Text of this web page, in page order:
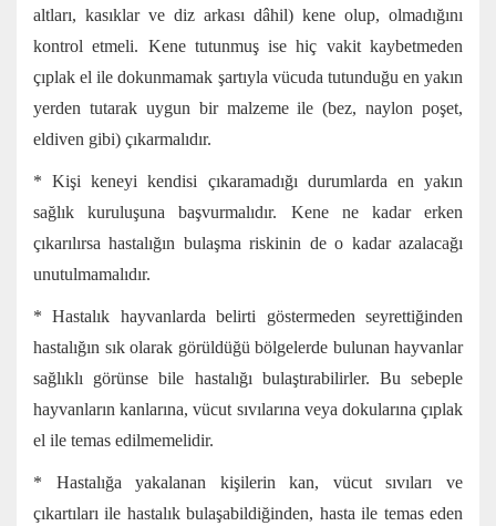
altları, kasıklar ve diz arkası dâhil) kene olup, olmadığını
kontrol etmeli. Kene tutunmuş ise hiç vakit kaybetmeden
çıplak el ile dokunmamak şartıyla vücuda tutunduğu en yakın
yerden tutarak uygun bir malzeme ile (bez, naylon poşet,
eldiven gibi) çıkarmalıdır.
* Kişi keneyi kendisi çıkaramadığı durumlarda en yakın
sağlık kuruluşuna başvurmalıdır. Kene ne kadar erken
çıkarılırsa hastalığın bulaşma riskinin de o kadar azalacağı
unutulmamalıdır.
* Hastalık hayvanlarda belirti göstermeden seyrettiğinden
hastalığın sık olarak görüldüğü bölgelerde bulunan hayvanlar
sağlıklı görünse bile hastalığı bulaştırabilirler. Bu sebeple
hayvanların kanlarına, vücut sıvılarına veya dokularına çıplak
el ile temas edilmemelidir.
* Hastalığa yakalanan kişilerin kan, vücut sıvıları ve
çıkartıları ile hastalık bulaşabildiğinden, hasta ile temas eden